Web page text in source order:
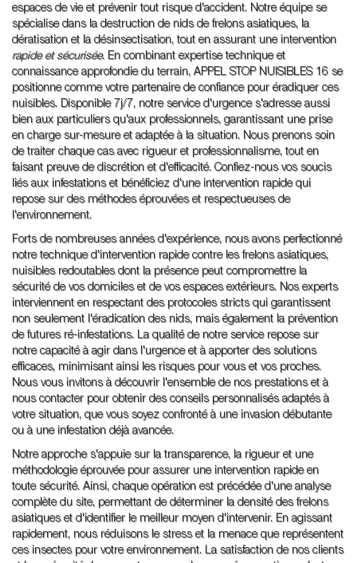
espaces de vie et prévenir tout risque d'accident. Notre équipe se
spécialise dans la destruction de nids de frelons asiatiques, la
dératisation et la désinsectisation, tout en assurant une intervention
rapide et sécurisée. En combinant expertise technique et
connaissance approfondie du terrain, APPEL STOP NUISIBLES 16 se
positionne comme votre partenaire de confiance pour éradiquer ces
nuisibles. Disponible 7j/7, notre service d'urgence s'adresse aussi
bien aux particuliers qu'aux professionnels, garantissant une prise
en charge sur-mesure et adaptée à la situation. Nous prenons soin
de traiter chaque cas avec rigueur et professionnalisme, tout en
faisant preuve de discrétion et d'efficacité. Confiez-nous vos soucis
liés aux infestations et bénéficiez d'une intervention rapide qui
repose sur des méthodes éprouvées et respectueuses de
l'environnement.
Forts de nombreuses années d'expérience, nous avons perfectionné
notre technique d'intervention rapide contre les frelons asiatiques,
nuisibles redoutables dont la présence peut compromettre la
sécurité de vos domiciles et de vos espaces extérieurs. Nos experts
interviennent en respectant des protocoles stricts qui garantissent
non seulement l'éradication des nids, mais également la prévention
de futures ré-infestations. La qualité de notre service repose sur
notre capacité à agir dans l'urgence et à apporter des solutions
efficaces, minimisant ainsi les risques pour vous et vos proches.
Nous vous invitons à découvrir l'ensemble de nos prestations et à
nous contacter pour obtenir des conseils personnalisés adaptés à
votre situation, que vous soyez confronté à une invasion débutante
ou à une infestation déjà avancée.
Notre approche s'appuie sur la transparence, la rigueur et une
méthodologie éprouvée pour assurer une intervention rapide en
toute sécurité. Ainsi, chaque opération est précédée d'une analyse
complète du site, permettant de déterminer la densité des frelons
asiatiques et d'identifier le meilleur moyen d'intervenir. En agissant
rapidement, nous réduisons le stress et la menace que représentent
ces insectes pour votre environnement. La satisfaction de nos clients